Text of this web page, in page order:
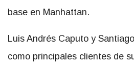
base en Manhattan.
Luis Andrés Caputo y
como principales clientes de